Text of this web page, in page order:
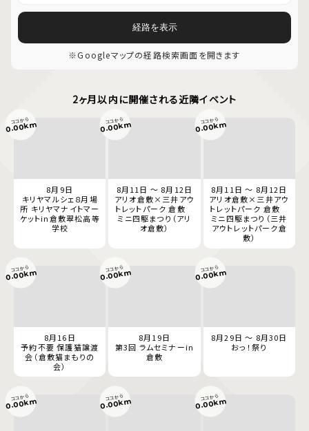
経路を表示
※Googleマップの経路検索画面を開きます
2ヶ月以内に開催される近隣イベント
8月9日
キリヤマルシェ８月場
所 キリヤマナイトマー
ケットin倉敷翠松高等
学校
ココから
0.00km
8月11日 ～ 8月12日
アリオ倉敷×三井アウ
トレットパーク 倉敷
ミニ四駆まつり（アリ
オ倉敷）
ココから
0.00km
8月11日 ～ 8月12日
アリオ倉敷×三井アウ
トレットパーク 倉敷
ミニ四駆まつり（三井
アウトレットパーク倉
敷）
ココから
0.00km
8月16日
予約不要 保護猫譲渡
会（倉敷猫まもりの
会）
ココから
0.00km
8月19日
第3回 ラムセミナーin
倉敷
ココから
0.00km
8月29日 ～ 8月30日
おっ！祭り
ココから
0.00km
ココから
0.00km ココから
0.00km ココから
0.00km